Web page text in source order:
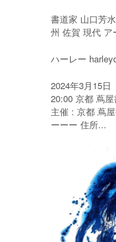
書道家 山口芳
州 佐賀 現代 ア
ハーレー
2024年3月15日
20:00 京都 蔦
主催 : 京都 蔦
ーーー 住所...